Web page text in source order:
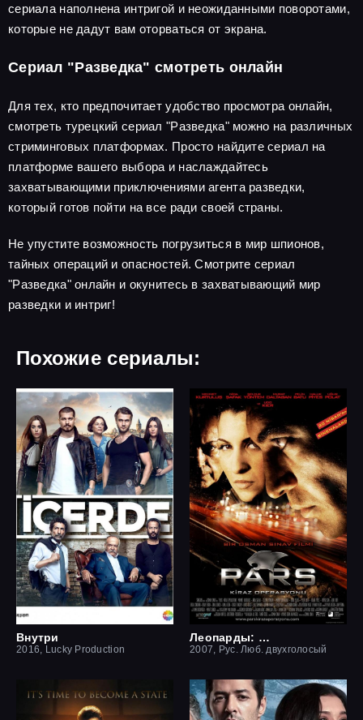
сериала наполнена интригой и неожиданными поворотами,
которые не дадут вам оторваться от экрана.
Сериал "Разведка" смотреть онлайн
Для тех, кто предпочитает удобство просмотра онлайн,
смотреть турецкий сериал "Разведка" можно на различных
стриминговых платформах. Просто найдите сериал на
платформе вашего выбора и наслаждайтесь
захватывающими приключениями агента разведки,
который готов пойти на все ради своей страны.
Не упустите возможность погрузиться в мир шпионов,
тайных операций и опасностей. Смотрите сериал
"Разведка" онлайн и окунитесь в захватывающий мир
разведки и интриг!
Похожие сериалы:
Внутри
2016, Lucky Production
Леопарды: Операция вишня
2007, Рус. Люб. двухголосый